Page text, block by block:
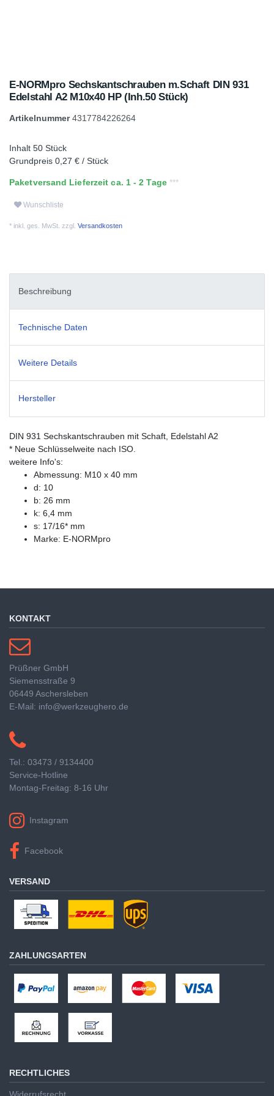
E-NORMpro Sechskantschrauben m.Schaft DIN 931
Edelstahl A2 M10x40 HP (Inh.50 Stück)
Artikelnummer4317784226264
Inhalt 50 Stück
Grundpreis 0,27 € / Stück
Paketversand Lieferzeit ca. 1 - 2 Tage
Wunschliste
* inkl. ges. MwSt. zzgl. Versandkosten
Beschreibung
Technische Daten
Weitere Details
Hersteller
DIN 931 Sechskantschrauben mit Schaft, Edelstahl A2
* Neue Schlüsselweite nach ISO.
weitere Info's:
Abmessung: M10 x 40 mm
d: 10
b: 26 mm
k: 6,4 mm
s: 17/16* mm
Marke: E-NORMpro
KONTAKT
Prüßner GmbH
Siemensstraße 9
06449 Aschersleben
E-Mail: info@werkzeughero.de
Tel.: 03473 / 9134400
Service-Hotline
Montag-Freitag: 8-16 Uhr
Instagram
Facebook
VERSAND
ZAHLUNGSARTEN
RECHTLICHES
Widerrufsrecht